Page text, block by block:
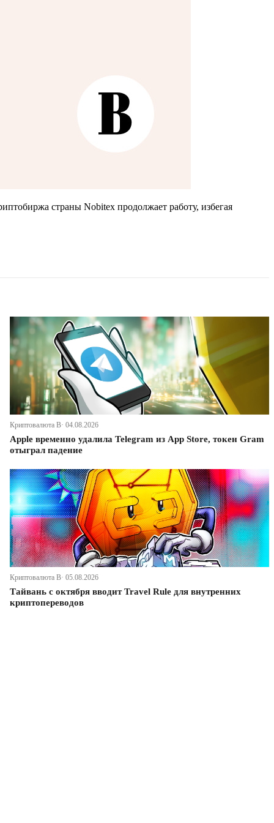
страны Nobitex продолжает работу, избегая
Криптовалюта В· 04.08.2026
Apple временно удалила Telegram из App Store, токен Gram
отыграл падение
Криптовалюта В· 05.08.2026
Тайвань с октября вводит Travel Rule для внутренних
криптопереводов